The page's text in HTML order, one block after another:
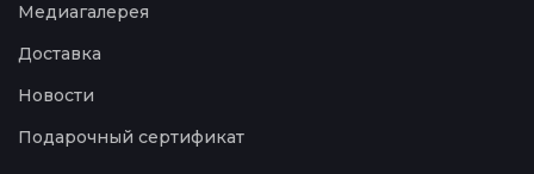
Медиагалерея
Доставка
Новости
Подарочный сертификат